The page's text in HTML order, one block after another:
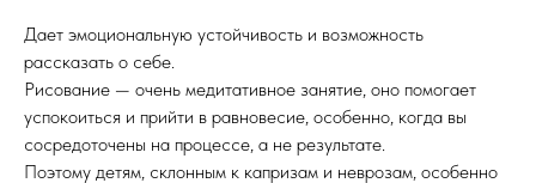
Дает эмоциональную устойчивость и возможность
рассказать о себе.
Рисование — очень медитативное занятие, оно помогает
успокоиться и прийти в равновесие, особенно, когда вы
сосредоточены на процессе, а не результате.
Поэтому детям, склонным к капризам и неврозам, особенно